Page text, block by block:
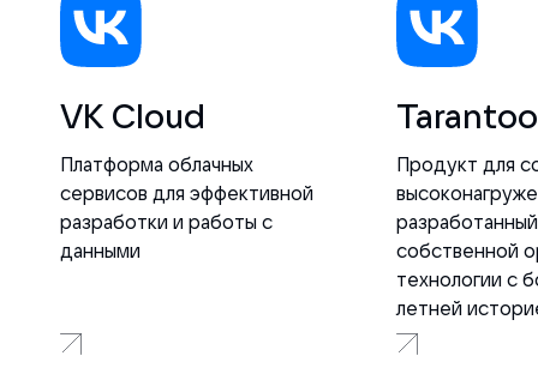
VK Cloud
Платформа облачных
сервисов для эффективной
разработки и работы с
данными
Продукт для
собственной
технологии с
летней